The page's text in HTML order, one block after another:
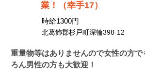
業！（幸手17）
時給1300円
北葛飾郡杉戸町深輪398-12
重量物等はありませんので女性の方で
ろん男性の方も大歓迎！